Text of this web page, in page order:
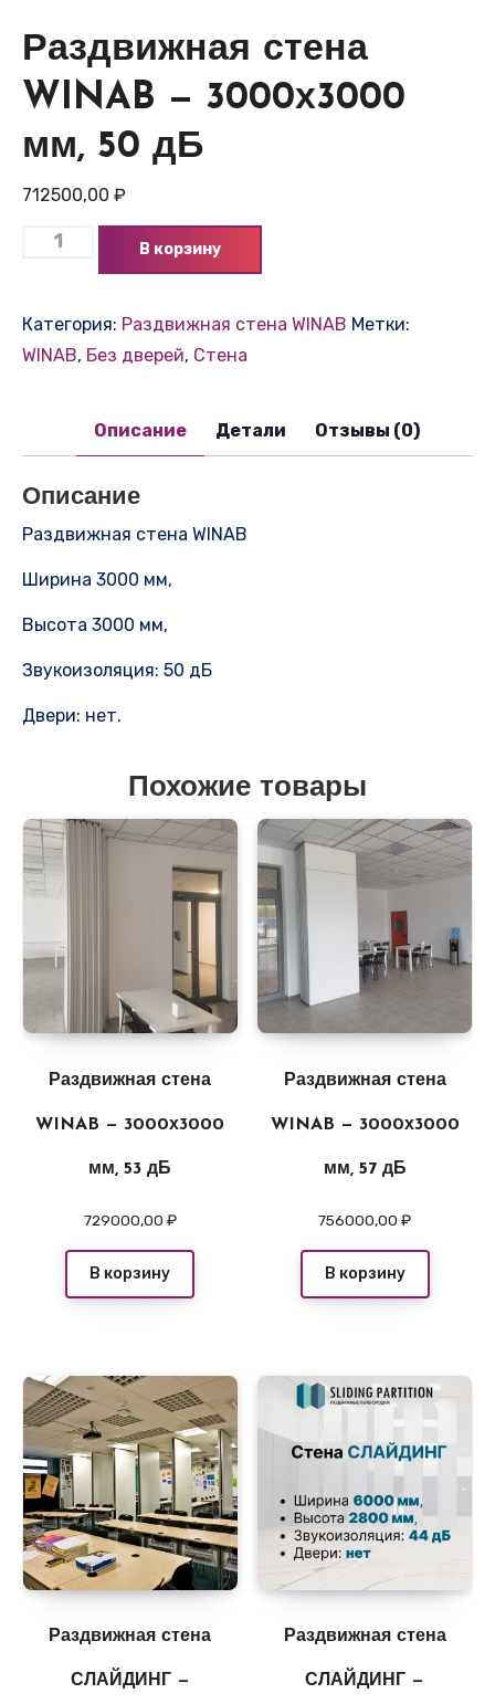
Раздвижная стена
WINAB — 3000х3000
мм, 50 дБ
712500,00 ₽
В корзину
Категория: Раздвижная стена WINAB Метки:
WINAB, Без дверей, Стена
Описание Детали Отзывы (0)
Описание
Раздвижная стена WINAB
Ширина 3000 мм,
Высота 3000 мм,
Звукоизоляция: 50 дБ
Двери: нет.
Похожие товары
Раздвижная стена
WINAB — 3000х3000
мм, 53 дБ
729000,00 ₽
В корзину
Раздвижная стена
WINAB — 3000х3000
мм, 57 дБ
756000,00₽
В корзину
Раздвижная стена
СЛАЙДИНГ —
Раздвижная стена
СЛАЙДИНГ —